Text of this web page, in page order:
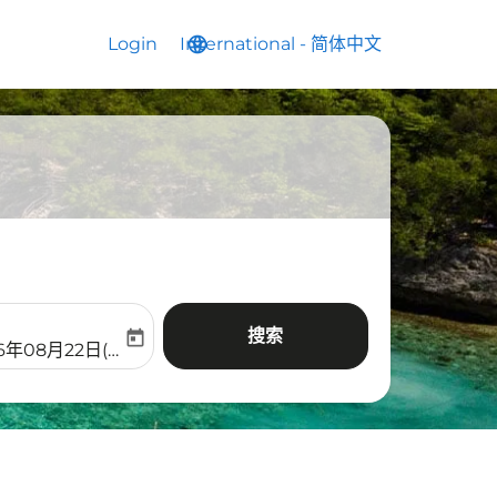
Login language
International - 简体中文
keyboard_arrow_down
labelreturn-date-aria-label
08月22日(周六)
today 搜索